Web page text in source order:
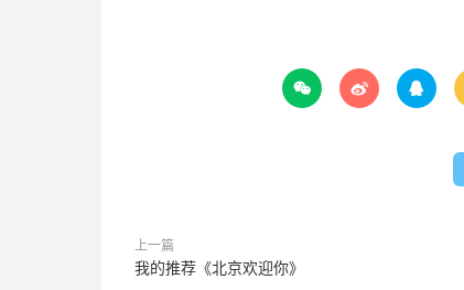
  
上一篇
我的推荐《北京欢迎你》